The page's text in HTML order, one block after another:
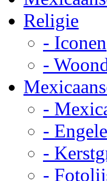
Religie
- Iconen
-
-
-
-
-